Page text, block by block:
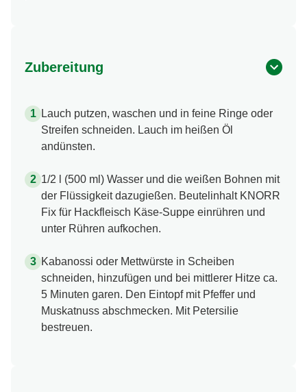
Zubereitung
Lauch putzen, waschen und in feine Ringe oder
Streifen schneiden. Lauch im heißen Öl
andünsten.
1/2 l (500 ml) Wasser und die weißen Bohnen mit
der Flüssigkeit dazugießen. Beutelinhalt KNORR
Fix für Hackfleisch Käse-Suppe einrühren und
unter Rühren aufkochen.
Kabanossi oder Mettwürste in Scheiben
schneiden, hinzufügen und bei mittlerer Hitze ca.
5 Minuten garen. Den Eintopf mit Pfeffer und
Muskatnuss abschmecken. Mit Petersilie
bestreuen.